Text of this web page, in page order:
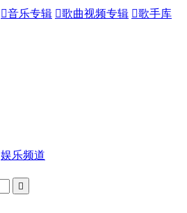
音乐专辑 歌曲视频专辑 歌手库
娱乐频道
